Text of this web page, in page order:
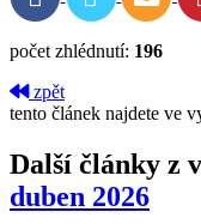
počet zhlédnutí: 196
zpět
tento článek najdete ve
Další články z
duben 2026